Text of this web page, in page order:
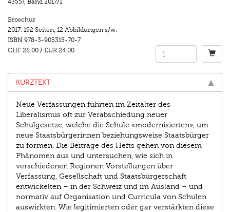
4355), Band 2017/1
Broschur
2017. 192 Seiten, 12 Abbildungen s/w.
ISBN 978-3-905315-70-7
CHF 28.00 / EUR 24.00
KURZTEXT
Neue Verfassungen führten im Zeitalter des
Liberalismus oft zur Verabschiedung neuer
Schulgesetze, welche die Schule «modernisierten», um
neue Staatsbürgerinnen beziehungsweise Staatsbürger
zu formen. Die Beiträge des Hefts gehen von diesem
Phänomen aus und untersuchen, wie sich in
verschiedenen Regionen Vorstellungen über
Verfassung, Gesellschaft und Staatsbürgerschaft
entwickelten – in der Schweiz und im Ausland – und
normativ auf Organisation und Curricula von Schulen
auswirkten. Wie legitimierten oder gar verstärkten diese